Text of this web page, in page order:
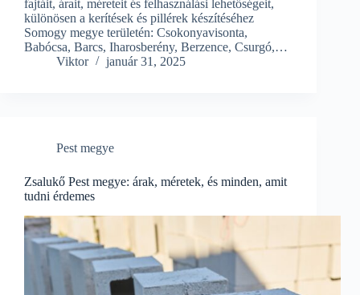
fajtáit, árait, méreteit és felhasználási lehetőségeit,
különösen a kerítések és pillérek készítéséhez
Somogy megye területén: Csokonyavisonta,
Babócsa, Barcs, Iharosberény, Berzence, Csurgó,…
Viktor
január 31, 2025
Pest megye
Zsalukő Pest megye: árak, méretek, és minden, amit
tudni érdemes